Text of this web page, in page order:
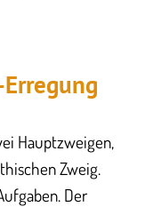
Hauptzweigen,
Zweig.
Der